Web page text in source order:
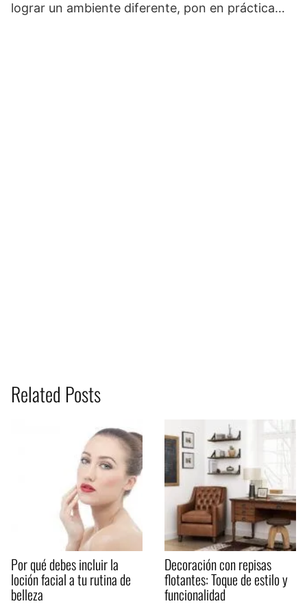
lograr un ambiente diferente, pon en práctica…
Related Posts
Por qué debes incluir la
loción facial a tu rutina de
belleza
Decoración con repisas
flotantes: Toque de estilo y
funcionalidad